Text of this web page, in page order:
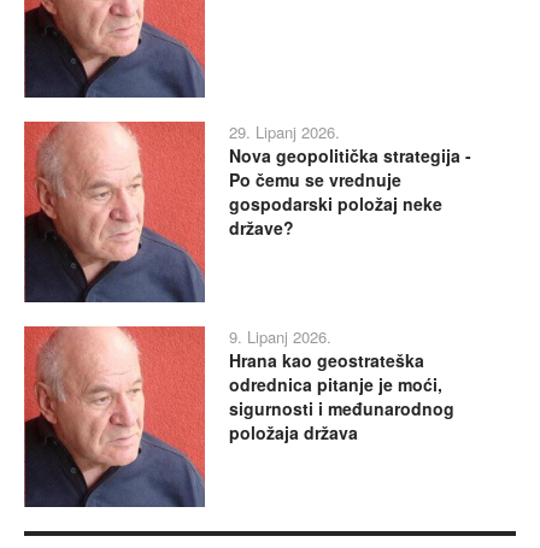
29. Lipanj 2026.
Nova geopolitička strategija -
Po čemu se vrednuje
gospodarski položaj neke
države?
9. Lipanj 2026.
Hrana kao geostrateška
odrednica pitanje je moći,
sigurnosti i međunarodnog
položaja država